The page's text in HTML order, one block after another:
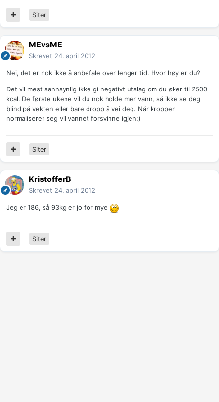
Siter
MEvsME
Skrevet 24. april 2012
Nei, det er nok ikke å anbefale over lenger tid. Hvor høy er du?
Det vil mest sannsynlig ikke gi negativt utslag om du øker til 2500
kcal. De første ukene vil du nok holde mer vann, så ikke se deg
blind på vekten eller bare dropp å vei deg. Når kroppen
normaliserer seg vil vannet forsvinne igjen:)
Siter
KristofferB
Skrevet 24. april 2012
Jeg er 186, så 93kg er jo for mye
Siter